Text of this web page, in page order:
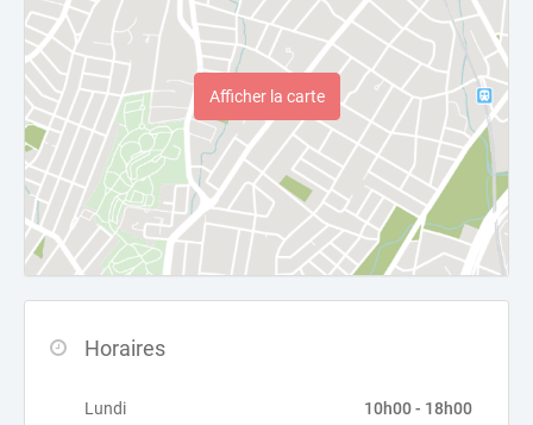
Afficher la carte
Horaires
Lundi 10h00 - 18h00